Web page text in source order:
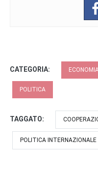
CATEGORIA:
POLITICA
TAGGATO:
POLITICA INTERNAZIONALE